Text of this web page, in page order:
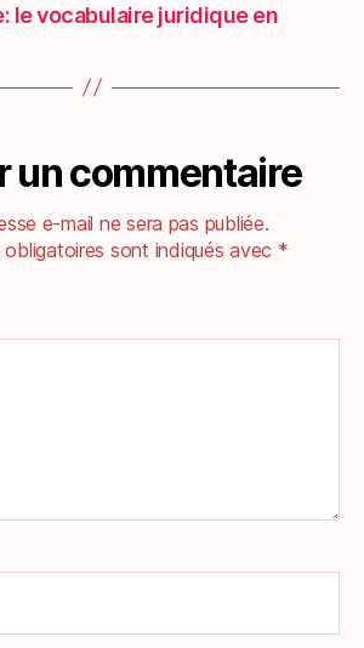
le vocabulaire juridique en
un commentaire
e-mail ne sera pas publiée.
obligatoires sont indiqués avec *